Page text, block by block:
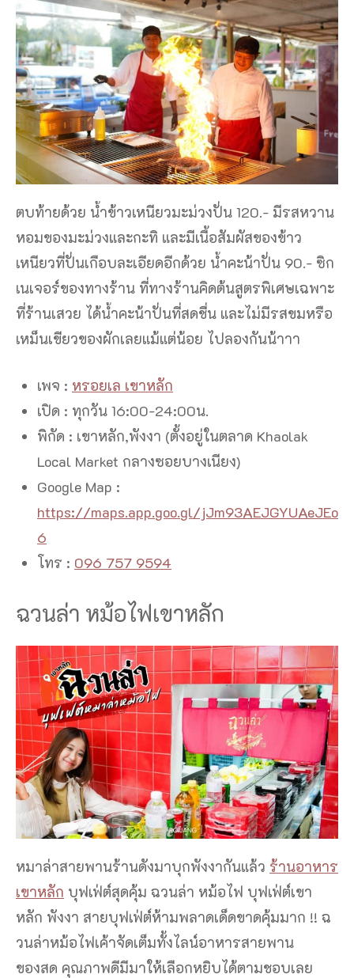
ตบท้ายด้วย น้ำข้าวเหนียวมะม่วงปั่น 120.- มีรสหวาน
หอมของมะม่วงและกะทิ และมีเนื้อสัมผัสของข้าว
เหนียวที่ปั่นเกือบละเอียดอีกด้วย น้ำคะน้าปั่น 90.- ซิก
เนเจอร์ของทางร้าน ที่ทางร้านคิดต้นสูตรพิเศษเฉพาะ
ที่ร้านเสวย ได้น้ำคะน้าปั่นที่สดชื่น และไม่มีรสขมหรือ
เหม็นเขียวของผักเลยแม้แต่น้อย ไปลองกันน้าาา
เพจ : หรอยเล เขาหลัก
เปิด : ทุกวัน 16:00-24:00น.
พิกัด : เขาหลัก,พังงา (ตั้งอยู่ในตลาด Khaolak
Local Market กลางซอยบางเนียง)
Google Map :
https://maps.app.goo.gl/jJm93AEJGYUAeJEo
6
โทร : 096 757 9594
ฉวนล่า หม้อไฟเขาหลัก
หมาล่าสายพานร้านดังมาบุกพังงากันแล้ว ร้านอาหาร
เขาหลัก บุฟเฟ่ต์สุดคุ้ม ฉวนล่า หม้อไฟ บุฟเฟ่ต์เขา
หลัก พังงา สายบุฟเฟ่ต์ห้ามพลาดเด็ดขาดคุ้มมาก !! ฉ
วนล่าหม้อไฟเค้าจัดเต็มทั้งไลน์อาหารสายพาน
ของสด คุณภาพดีมีมาให้เลือกหยิบได้ตามชอบเลย